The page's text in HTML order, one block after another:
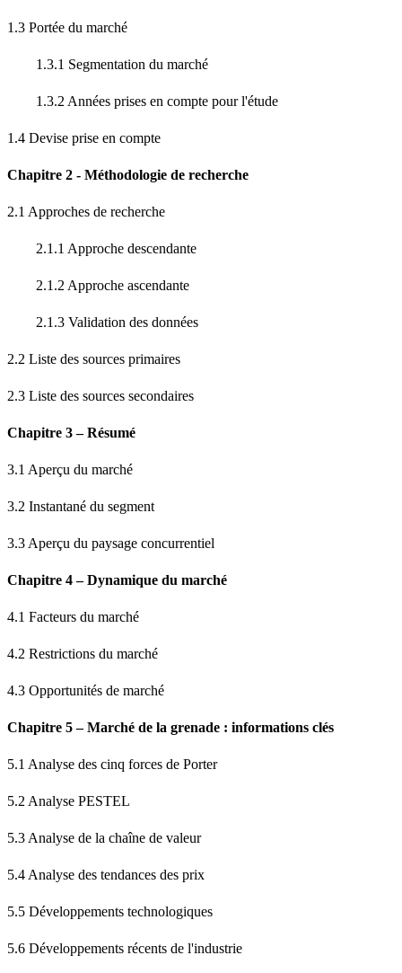
1.3 Portée du marché
1.3.1 Segmentation du marché
1.3.2 Années prises en compte pour l'étude
1.4 Devise prise en compte
Chapitre 2 - Méthodologie de recherche
2.1 Approches de recherche
2.1.1 Approche descendante
2.1.2 Approche ascendante
2.1.3 Validation des données
2.2 Liste des sources primaires
2.3 Liste des sources secondaires
Chapitre 3 – Résumé
3.1 Aperçu du marché
3.2 Instantané du segment
3.3 Aperçu du paysage concurrentiel
Chapitre 4 – Dynamique du marché
4.1 Facteurs du marché
4.2 Restrictions du marché
4.3 Opportunités de marché
Chapitre 5 – Marché de la grenade : informations clés
5.1 Analyse des cinq forces de Porter
5.2 Analyse PESTEL
5.3 Analyse de la chaîne de valeur
5.4 Analyse des tendances des prix
5.5 Développements technologiques
5.6 Développements récents de l'industrie